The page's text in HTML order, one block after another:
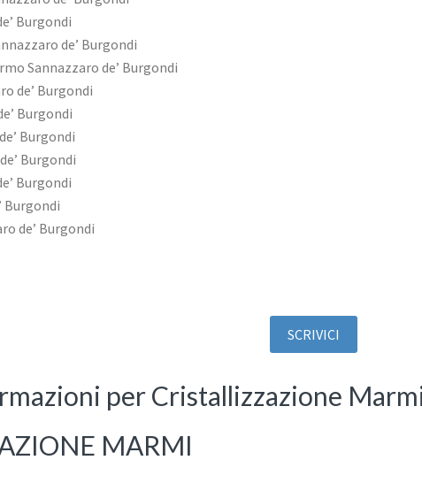
Burgondi
de’ Burgondi
Sannazzaro de’ Burgondi
de’ Burgondi
Burgondi
Burgondi
Burgondi
Burgondi
Burgondi
de’ Burgondi
SCRIVICI
per Cristallizzazione
MARMI